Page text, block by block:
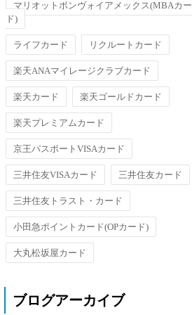
マリオットボンヴォイアメックス(MBAカー
ド)
ライフカード リクルートカード
楽天ANAマイレージクラブカード
楽天カード 楽天ゴールドカード
楽天プレミアムカード
京王パスポートVISAカード
三井住友VISAカード 三井住友カード
三井住友トラスト・カード
小田急ポイントカード(OPカード)
大丸松坂屋カード
ブログアーカイブ